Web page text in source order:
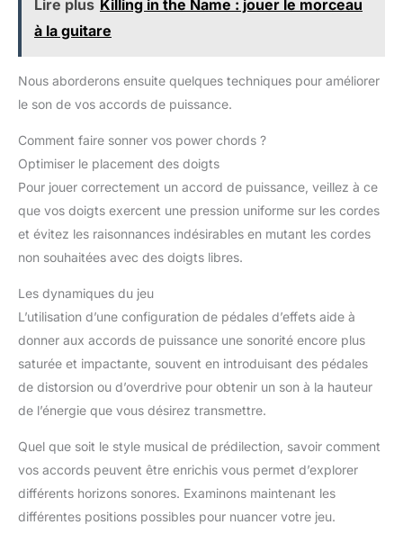
Lire plus Killing in the Name : jouer le morceau
à la guitare
Nous aborderons ensuite quelques techniques pour améliorer
le son de vos accords de puissance.
Comment faire sonner vos power chords ?
Optimiser le placement des doigts
Pour jouer correctement un accord de puissance, veillez à ce
que vos doigts exercent une pression uniforme sur les cordes
et évitez les raisonnances indésirables en mutant les cordes
non souhaitées avec des doigts libres.
Les dynamiques du jeu
L’utilisation d’une configuration de pédales d’effets aide à
donner aux accords de puissance une sonorité encore plus
saturée et impactante, souvent en introduisant des pédales
de distorsion ou d’overdrive pour obtenir un son à la hauteur
de l’énergie que vous désirez transmettre.
Quel que soit le style musical de prédilection, savoir comment
vos accords peuvent être enrichis vous permet d’explorer
différents horizons sonores. Examinons maintenant les
différentes positions possibles pour nuancer votre jeu.